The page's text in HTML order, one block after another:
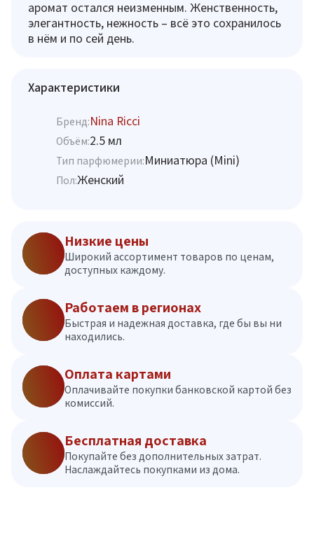
аромат остался неизменным. Женственность,
элегантность, нежность – всё это сохранилось
в нём и по сей день.
Характеристики
Бренд:Nina Ricci
Объём:2.5 мл
Тип парфюмерии:Миниатюра (Mini)
Пол:Женский
Низкие цены
Широкий ассортимент товаров по ценам,
доступных каждому.
Работаем в регионах
Быстрая и надежная доставка, где бы вы ни
находились.
Оплата картами
Оплачивайте покупки банковской картой без
комиссий.
Бесплатная доставка
Покупайте без дополнительных затрат.
Наслаждайтесь покупками из дома.